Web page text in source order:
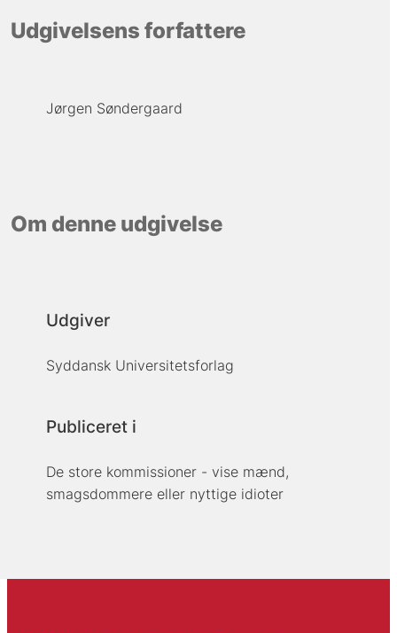
Udgivelsens forfattere
Jørgen Søndergaard
Om denne udgivelse
Udgiver
Syddansk Universitetsforlag
Publiceret i
De store kommissioner - vise mænd,
smagsdommere eller nyttige idioter